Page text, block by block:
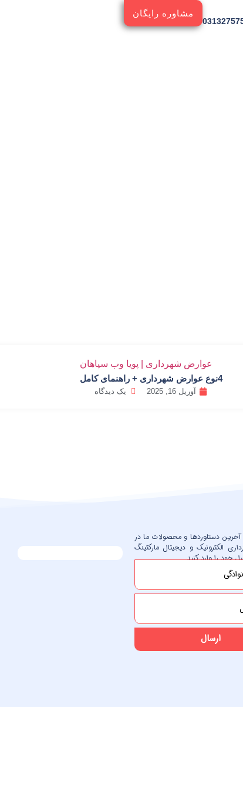
مشاوره رایگان
4نوع عوارض شهرداری + راهنمای کامل
آوریل 16, 2025 یک دیدگاه
آخرین دستاوردها و محصولات ما در
الکترونیک و دیجیتال مارکتینگ
خود را وارد کنید.
ارسال